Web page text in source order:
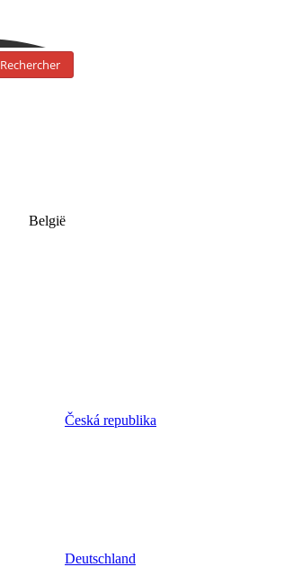
Rechercher
België
Česká republika
Deutschland